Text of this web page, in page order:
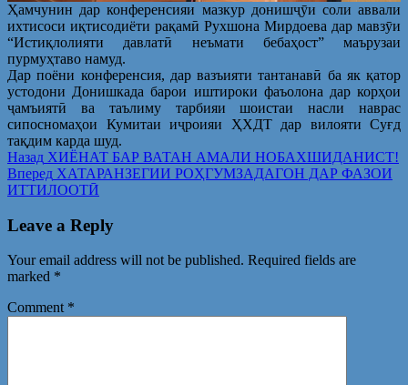
Ҳамчунин дар конференсияи мазкур донишҷӯи соли аввали
ихтисоси иқтисодиёти рақамӣ Рухшона Мирдоева дар мавзӯи
“Истиқлолияти давлатӣ неъмати бебаҳост” маърузаи
пурмуҳтаво намуд.
Дар поёни конференсия, дар вазъияти тантанавӣ ба як қатор
устодони Донишкада барои иштироки фаъолона дар корҳои
ҷамъиятӣ ва таълиму тарбияи шоистаи насли наврас
сипосномаҳои Кумитаи иҷроияи ҲХДТ дар вилояти Суғд
тақдим карда шуд.
Post
navigation
Назад Предыдущая
запись:
ХИЁНАТ БАР ВАТАН АМАЛИ НОБАХШИДАНИСТ!
Вперед Следующая
запись:
ХАТАРАНЗЕГИИ РОҲГУМЗАДАГОН ДАР ФАЗОИ
ИТТИЛООТӢ
Leave a Reply
Your email address will not be published. Required fields are
marked *
Comment *